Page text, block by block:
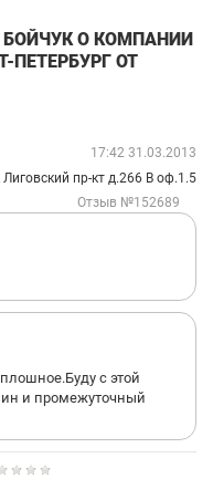
О КОМПАНИИ
ПЕТЕРБУРГ ОТ
17:42 31.03.2013
Лиговский пр-кт д.266 В оф.1.5
Отзыв №152689
с этой
и промежуточный